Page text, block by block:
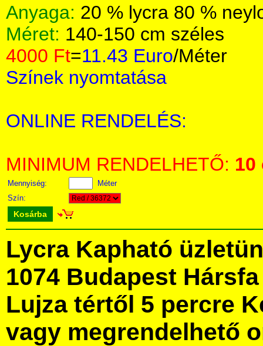
Anyaga: 20 % lycra 80 %
Méret: 140-150 cm széles
4000 Ft=11.43 Euro/Méter
Színek nyomtatása
ONLINE RENDELÉS:
MINIMUM RENDELHETŐ: 10
Mennyiség:
Méter
Szín:
Kosárba
Lycra Kapható
1074 Budapest
Lujza tértől 5 percre
vagy megrendelhető